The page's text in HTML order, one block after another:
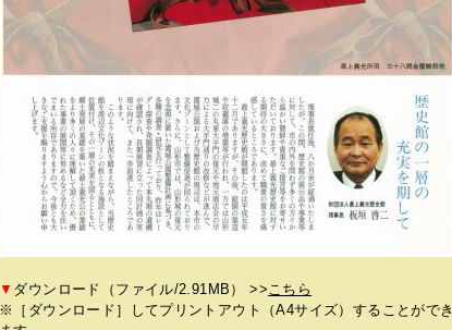
▼ ダウンロード（ファイル/2.91MB） >>こちら
※［ダウンロード］してプリントアウト（A4サイズ）することができ